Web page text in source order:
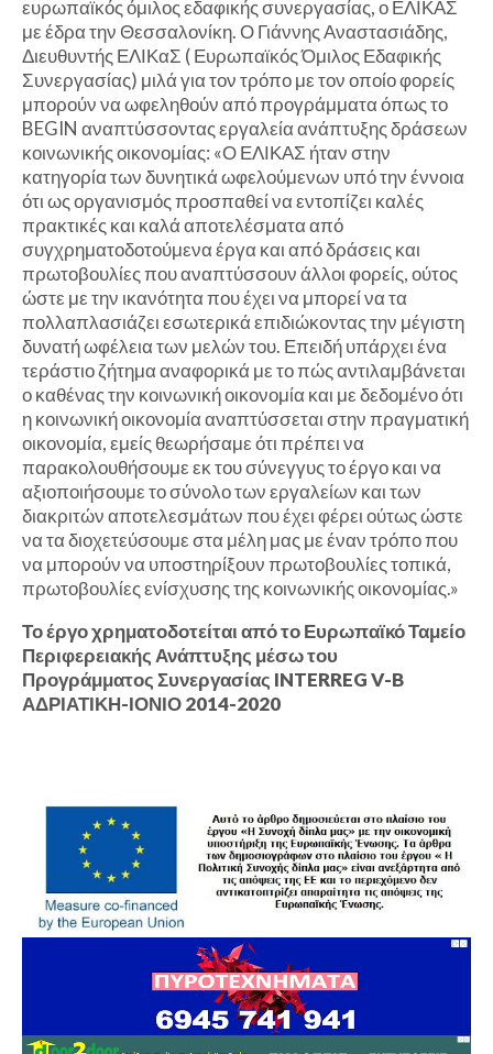
ευρωπαϊκός όμιλος εδαφικής συνεργασίας, ο ΕΛΙΚΑΣ
με έδρα την Θεσσαλονίκη. Ο Γιάννης Αναστασιάδης,
Διευθυντής ΕΛΙΚαΣ ( Ευρωπαϊκός Όμιλος Εδαφικής
Συνεργασίας) μιλά για τον τρόπο με τον οποίο φορείς
μπορούν να ωφεληθούν από προγράμματα όπως το
BEGIN αναπτύσσοντας εργαλεία ανάπτυξης δράσεων
κοινωνικής οικονομίας: «Ο ΕΛΙΚΑΣ ήταν στην
κατηγορία των δυνητικά ωφελούμενων υπό την έννοια
ότι ως οργανισμός προσπαθεί να εντοπίζει καλές
πρακτικές και καλά αποτελέσματα από
συγχρηματοδοτούμενα έργα και από δράσεις και
πρωτοβουλίες που αναπτύσσουν άλλοι φορείς, ούτος
ώστε με την ικανότητα που έχει να μπορεί να τα
πολλαπλασιάζει εσωτερικά επιδιώκοντας την μέγιστη
δυνατή ωφέλεια των μελών του. Επειδή υπάρχει ένα
τεράστιο ζήτημα αναφορικά με το πώς αντιλαμβάνεται
ο καθένας την κοινωνική οικονομία και με δεδομένο ότι
η κοινωνική οικονομία αναπτύσσεται στην πραγματική
οικονομία, εμείς θεωρήσαμε ότι πρέπει να
παρακολουθήσουμε εκ του σύνεγγυς το έργο και να
αξιοποιήσουμε το σύνολο των εργαλείων και των
διακριτών αποτελεσμάτων που έχει φέρει ούτως ώστε
να τα διοχετεύσουμε στα μέλη μας με έναν τρόπο που
να μπορούν να υποστηρίξουν πρωτοβουλίες τοπικά,
πρωτοβουλίες ενίσχυσης της κοινωνικής οικονομίας.»
Το έργο χρηματοδοτείται από το Ευρωπαϊκό Ταμείο
Περιφερειακής Ανάπτυξης μέσω του
Προγράμματος Συνεργασίας INTERREG V-B
ΑΔΡΙΑΤΙΚΗ-ΙΟΝΙΟ 2014-2020